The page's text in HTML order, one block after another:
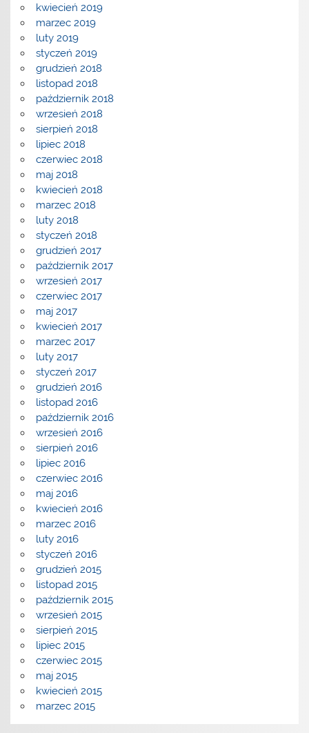
kwiecień 2019
marzec 2019
luty 2019
styczeń 2019
grudzień 2018
listopad 2018
październik 2018
wrzesień 2018
sierpień 2018
lipiec 2018
czerwiec 2018
maj 2018
kwiecień 2018
marzec 2018
luty 2018
styczeń 2018
grudzień 2017
październik 2017
wrzesień 2017
czerwiec 2017
maj 2017
kwiecień 2017
marzec 2017
luty 2017
styczeń 2017
grudzień 2016
listopad 2016
październik 2016
wrzesień 2016
sierpień 2016
lipiec 2016
czerwiec 2016
maj 2016
kwiecień 2016
marzec 2016
luty 2016
styczeń 2016
grudzień 2015
listopad 2015
październik 2015
wrzesień 2015
sierpień 2015
lipiec 2015
czerwiec 2015
maj 2015
kwiecień 2015
marzec 2015